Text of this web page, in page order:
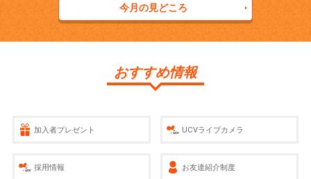
今月の見どころ
おすすめ情報
加入者プレゼント UCVライブカメラ
採用情報 お友達紹介制度